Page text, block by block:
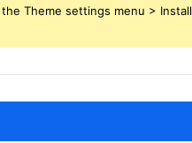
Theme settings menu > Install